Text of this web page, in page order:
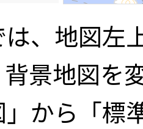
、地図左
景地図を
」から「